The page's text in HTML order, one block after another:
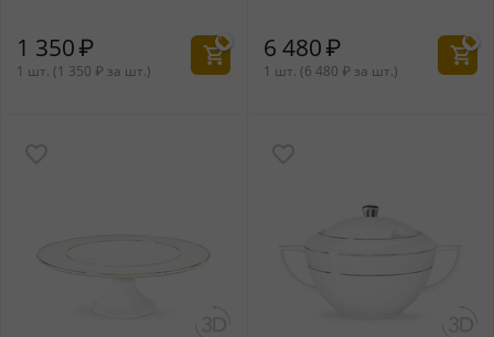
1 350₽
1 шт. (1 350 ₽ за шт.)
6 480₽
1 шт. (6 480 ₽ за шт.)